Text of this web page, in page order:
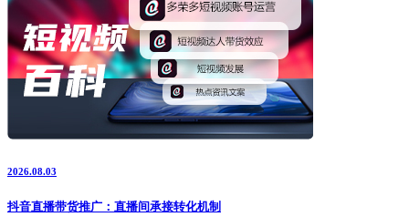
2026.08.03
抖音直播带货推广：直播间承接转化机制